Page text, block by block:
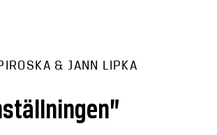
& JANN LIPKA